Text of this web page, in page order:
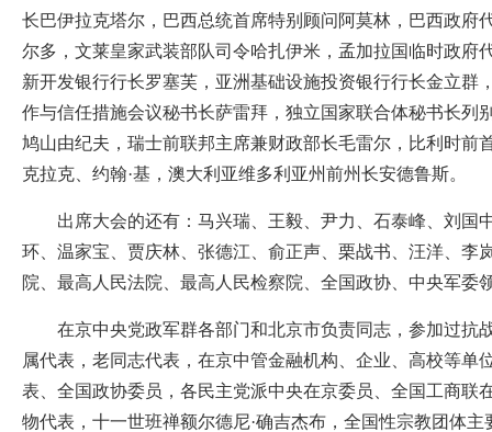
长巴伊拉克塔尔，巴西总统首席特别顾问阿莫林，巴西政
尔多，文莱皇家武装部队司令哈扎伊米，孟加拉国临时政
新开发银行行长罗塞芙，亚洲基础设施投资银行行长金立
作与信任措施会议秘书长萨雷拜，独立国家联合体秘书长
鸠山由纪夫，瑞士前联邦主席兼财政部长毛雷尔，比利时
克拉克、约翰·基，澳大利亚维多利亚州前州长安德鲁斯。
出席大会的还有：马兴瑞、王毅、尹力、石泰峰、刘国
环、温家宝、贾庆林、张德江、俞正声、栗战书、汪洋、
院、最高人民法院、最高人民检察院、全国政协、中央军
在京中央党政军群各部门和北京市负责同志，参加过抗
属代表，老同志代表，在京中管金融机构、企业、高校等
表、全国政协委员，各民主党派中央在京委员、全国工商联
物代表，十一世班禅额尔德尼·确吉杰布，全国性宗教团体